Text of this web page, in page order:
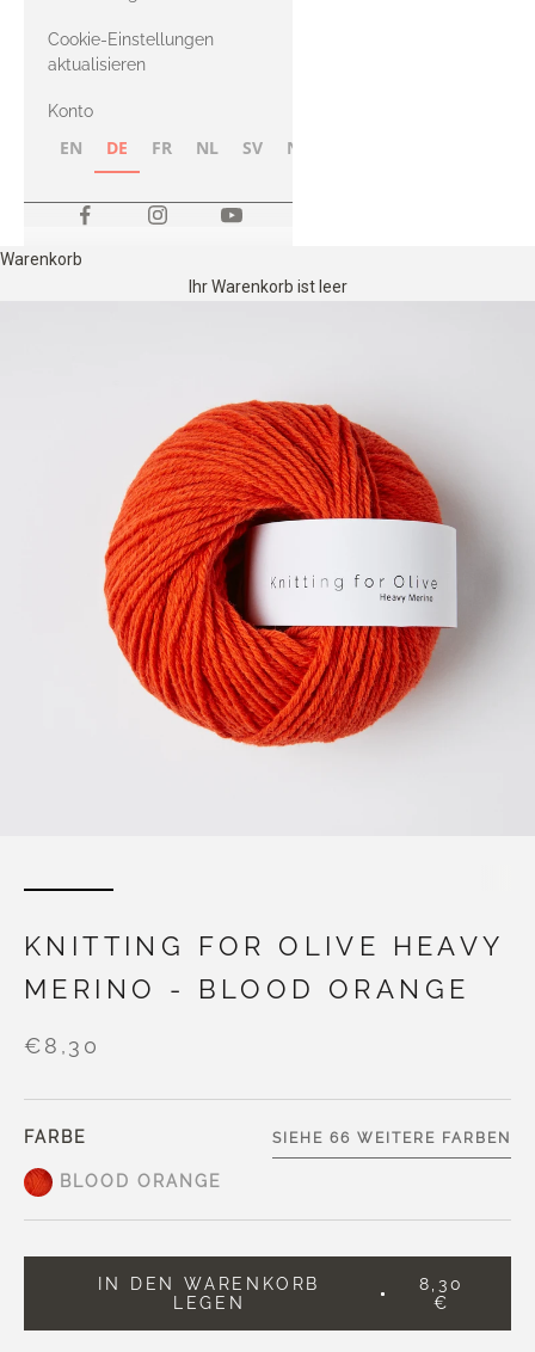
Cookie-Einstellungen
aktualisieren
Konto
EN DE FR NL SV NB
Warenkorb
Ihr Warenkorb ist leer
KNITTING FOR OLIVE HEAVY
MERINO - BLOOD ORANGE
€8,30
FARBE
BLOOD ORANGE
SIEHE 66 WEITERE FARBEN
IN DEN WARENKORB
LEGEN
8,30
€